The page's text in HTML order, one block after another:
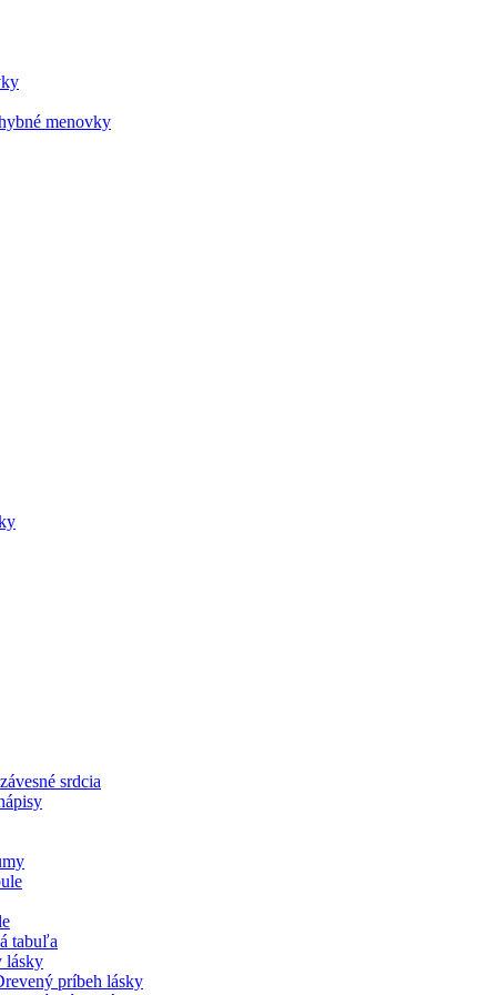
menovky
srdcia
tabuľa
lásky
príbeh lásky